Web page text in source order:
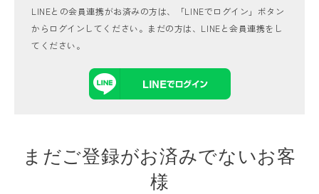
LINEとの会員連携がお済みの方は、「LINEでログイン」ボタン
からログインしてください。まだの方は、 LINEと会員連携をし
てください。
まだご登録がお済みでないお客
様